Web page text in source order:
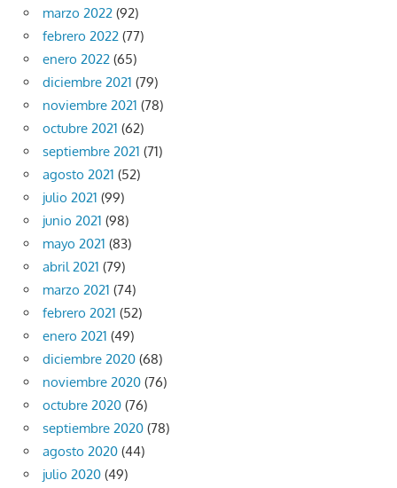
marzo 2022 (92)
febrero 2022 (77)
enero 2022 (65)
diciembre 2021 (79)
noviembre 2021 (78)
octubre 2021 (62)
septiembre 2021 (71)
agosto 2021 (52)
julio 2021 (99)
junio 2021 (98)
mayo 2021 (83)
abril 2021 (79)
marzo 2021 (74)
febrero 2021 (52)
enero 2021 (49)
diciembre 2020 (68)
noviembre 2020 (76)
octubre 2020 (76)
septiembre 2020 (78)
agosto 2020 (44)
julio 2020 (49)